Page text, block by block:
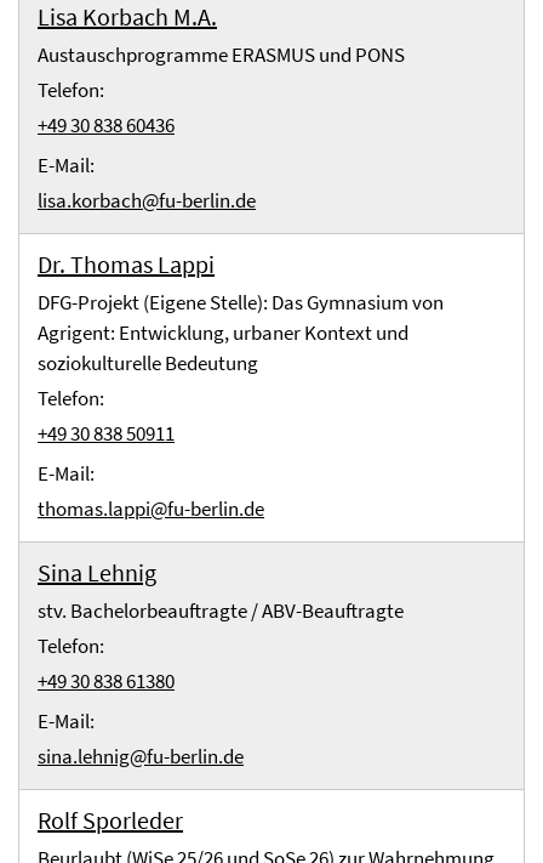
Lisa Korbach M.A.
Austauschprogramme ERASMUS und PONS
Telefon:
+49 30 838 60436
E-Mail:
lisa.korbach@fu-berlin.de
Dr. Thomas Lappi
DFG-Projekt (Eigene Stelle): Das Gymnasium von
Agrigent: Entwicklung, urbaner Kontext und
soziokulturelle Bedeutung
Telefon:
+49 30 838 50911
E-Mail:
thomas.lappi@fu-berlin.de
Sina Lehnig
stv. Bachelorbeauftragte / ABV-Beauftragte
Telefon:
+49 30 838 61380
E-Mail:
sina.lehnig@fu-berlin.de
Rolf Sporleder